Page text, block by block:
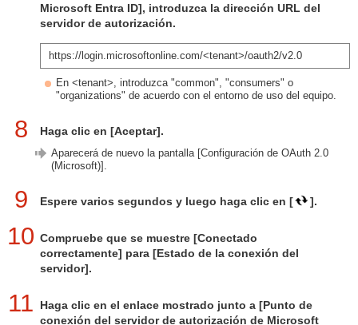
Microsoft Entra ID], introduzca la dirección URL del
servidor de autorización.
https://login.microsoftonline.com/<tenant>/oauth2/v2.0
En <tenant>, introduzca "common", "consumers" o
"organizations" de acuerdo con el entorno de uso del equipo.
8 Haga clic en [Aceptar].
Aparecerá de nuevo la pantalla [Configuración de OAuth 2.0
(Microsoft)].
9 Espere varios segundos y luego haga clic en [ ].
10 Compruebe que se muestre [Conectado
correctamente] para [Estado de la conexión del
servidor].
11
Haga clic en el enlace mostrado junto a [Punto de
conexión del servidor de autorización de Microsoft